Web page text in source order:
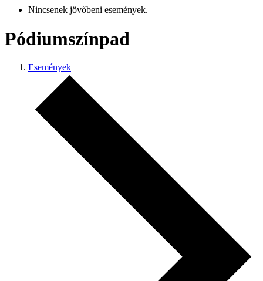
Nincsenek jövőbeni események.
Pódiumszínpad
Események